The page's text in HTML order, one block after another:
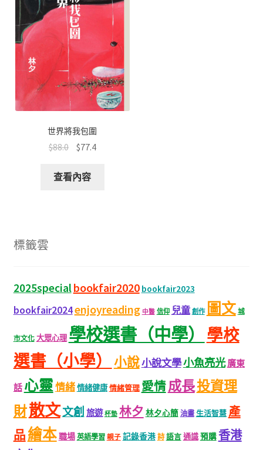
世界將我包圍
$88.0 $77.4
查看內容
標籤雲
2025specialbookfair2020 bookfair2023
bookfair2024enjoyreading 中醫 信仰 兒童 創作 圖文 城
市文化 大眾心理 學校選書（中學）
學校
選書（小學）
小說小說文學小魚亮光廣東
話 心靈情緒情緒健康情緒管理 愛情成長投資理
財散文文創 旅遊 杯墊 林夕 林夕心簡 油畫 生活智慧 產
品繪本職場 英語學習 親子 記錄香港 詩 語言通識預購香港